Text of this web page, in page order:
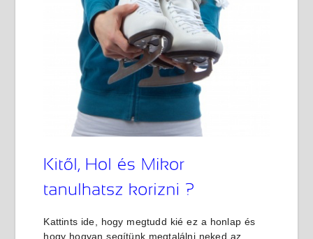
Kattints ide, hogy megtudd kié ez a honlap és
hogy hogyan segítünk megtalálni neked az